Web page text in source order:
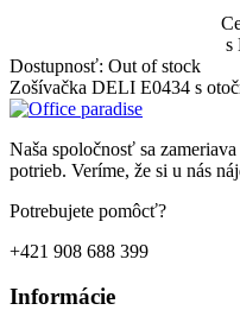
s
Dostupnosť: Out of stock
Zošívačka DELI E0434 s
Naša spoločnosť sa
potrieb. Veríme, že si u nás
Potrebujete pomôcť?
+421 908 688 399
Informácie